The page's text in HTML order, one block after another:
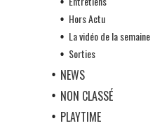
Hors Actu
La vidéo de la semaine
Sorties
NEWS
NON CLASSÉ
PLAYTIME